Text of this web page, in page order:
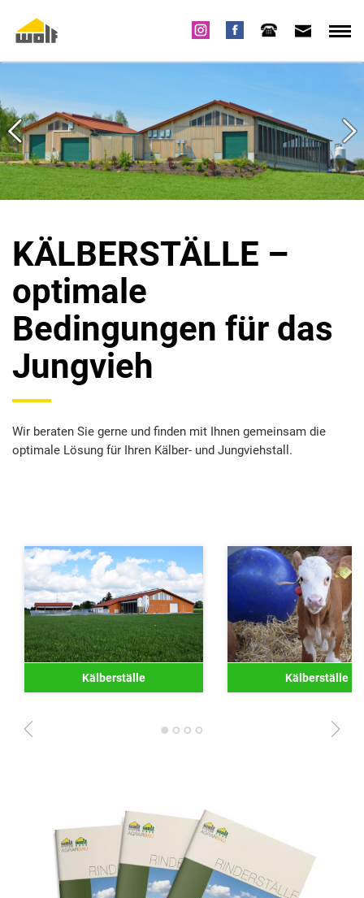
KÄLBERSTÄLLE –
optimale
Bedingungen für das
Jungvieh
Wir beraten Sie gerne und finden mit Ihnen gemeinsam die
optimale Lösung für Ihren Kälber- und Jungviehstall.
Kälberställe Kälberställe
1 2 3 4